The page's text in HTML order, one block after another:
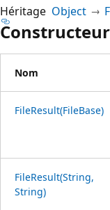
Héritage Object
Nom
FileResult(FileBase)
FileResult(String,
String)